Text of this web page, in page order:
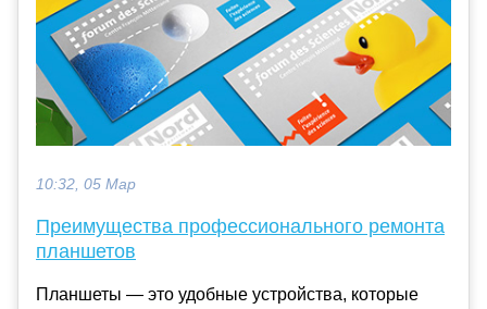
10:32, 05 Мар
Преимущества профессионального ремонта
планшетов
Планшеты — это удобные устройства, которые